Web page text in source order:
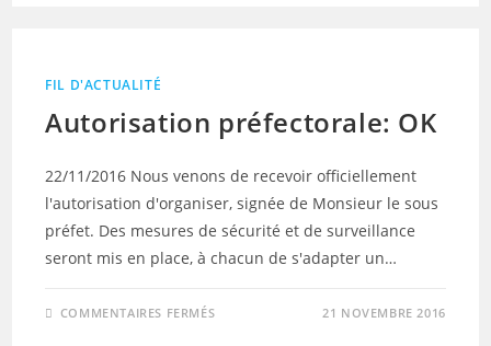
FIL D'ACTUALITÉ
Autorisation préfectorale: OK
22/11/2016 Nous venons de recevoir officiellement
l'autorisation d'organiser, signée de Monsieur le sous
préfet. Des mesures de sécurité et de surveillance
seront mis en place, à chacun de s'adapter un…
COMMENTAIRES FERMÉSSUR 21 NOVEMBRE 2016